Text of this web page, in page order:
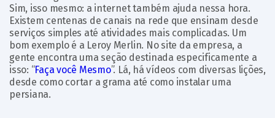
Sim, isso mesmo: a internet também ajuda nessa hora.
Existem centenas de canais na rede que ensinam desde
serviços simples até atividades mais complicadas. Um
bom exemplo é a Leroy Merlin. No site da empresa, a
gente encontra uma seção destinada especificamente a
isso: “Faça você Mesmo”. Lá, há vídeos com diversas lições,
desde como cortar a grama até como instalar uma
persiana.